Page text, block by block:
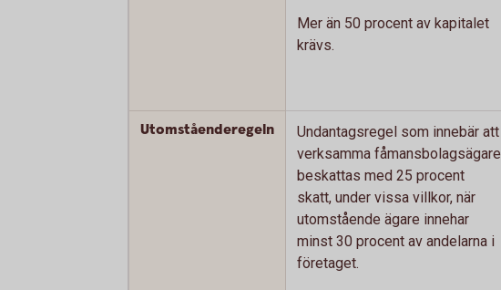
Mer än 50 procent av kapitalet
krävs.
Utomståenderegeln
Undantagsregel som innebär att
verksamma fåmansbolagsägare
beskattas med 25 procent
skatt, under vissa villkor, när
utomstående ägare innehar
minst 30 procent av andelarna i
företaget.